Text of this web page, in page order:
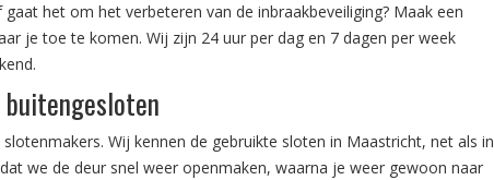
het om het verbeteren van de inbraakbeveiliging? Maak een
je toe te komen. Wij zijn 24 uur per dag en 7 dagen per week
Wij kennen de gebruikte sloten in Maastricht, net als in
we de deur snel weer openmaken, waarna je weer gewoon naar